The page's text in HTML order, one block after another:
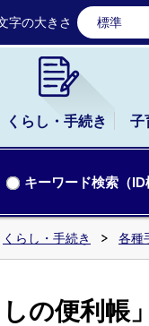
石岡市
字の大きさ 標準
くらし・手続き 子
キーワード検索（ID
くらし・手続き 各種
しの便利帳